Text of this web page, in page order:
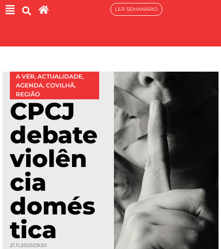
LER SEMANÁRIO
A VER, ACTUALIDADE,
AGENDA, COVILHÃ,
REGIÃO
CPCJ
debate
violên
cia
domés
tica
21.11.202509:30